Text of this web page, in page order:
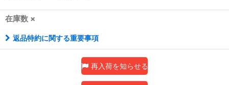
在庫数 ×
返品特約に関する重要事項
再入荷を知らせる